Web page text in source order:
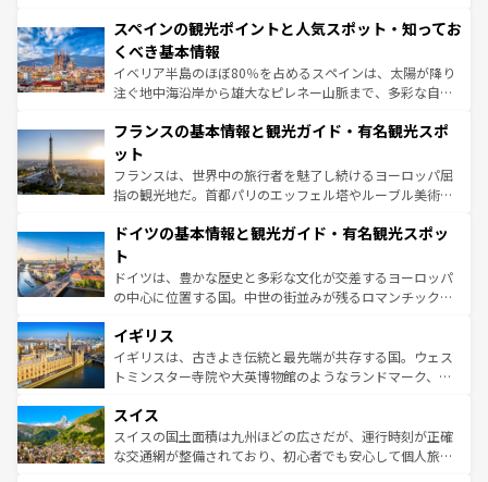
ろん、トスカーナの美しい田園風景やアマルフィ海岸の絶
景など、自然景観も見逃せない。観光の合間には、本場の
ピザやパスタなど、絶品のイタリア料理を堪能することも
できる。朝目覚めてから夜眠るまで、すべての瞬間を楽し
なお、新着のイタリア情報はコンテンツ一覧を参照してほ
しい。
スペインの観光ポイントと人気スポット・知ってお
くべき基本情報
イベリア半島のほぼ80％を占めるスペインは、太陽が降り
注ぐ地中海沿岸から雄大なピレネー山脈まで、多彩な自然
文化が根付くこの国では、情熱的なフラメンコ、熱気あふ
れる闘牛、そして美味しいタパスが生活の一部となってい
る。首都マドリードの洗練された雰囲気や、バルセロナの
アートに溢れた街角から、地方では古代ローマ遺跡や中世
せる。地方によって風土や気候が異なるスペインはその個
ンテンツ一覧 を参照してほしい。
フランスの基本情報と観光ガイド・有名観光スポ
ット
フランスは、世界中の旅行者を魅了し続けるヨーロッパ屈
指の観光地だ。首都パリのエッフェル塔やルーブル美術館
で、幅広い魅力が詰まっている。華麗な宮殿、歴史的な大
聖堂、美しいビーチ、そして豊かな自然が、訪れる者を心
から魅了する。また、フランスは美食の国としても知ら
れ、フランス料理はユネスコ無形文化遺産にも登録されて
香り高いラベンダー畑など、多彩な楽しみ方が可能だ。さ
らに、パリ以外の地域にも魅力が溢れており、どの街角に
も豊かな歴史と文化が息づいている。パリ以外の個性あふ
を参照してほしい。
ドイツの基本情報と観光ガイド・有名観光スポッ
ト
ドイツは、豊かな歴史と多彩な文化が交差するヨーロッパ
の中心に位置する国。中世の街並みが残るロマンチック街
顔を持つこの国は、どこを歩いても飽きることがない。ベ
ルリンの文化的活気、バイエルン州のアルプスの絶景、そ
してライン川沿いのワイン畑といった風景は必見。ビール
は、お酒好きな人にはぜひ体験してほしい。 なお、新着の
ドイツ情報はコンテンツ一覧を参照してほしい。
イギリス
イギリスは、古きよき伝統と最先端が共存する国。ウェス
トミンスター寺院や大英博物館のようなランドマーク、歴
リアごとに異なる魅力がある。また、優雅なアフタヌーン
ティー、ビール好きにはたまらない英国パブ、サッカー観
戦など、本場だからこそできる体験も豊富。イギリスを旅
スイス
スイスの国土面積は九州ほどの広さだが、運行時刻が正確
な交通網が整備されており、初心者でも安心して個人旅行